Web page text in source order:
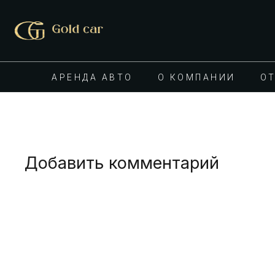
АРЕНДА АВТО О КОМПАНИИ
Добавить комментарий